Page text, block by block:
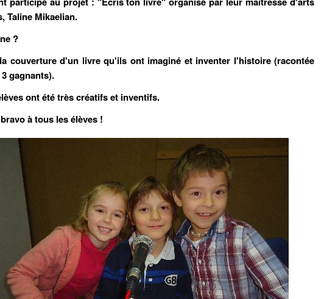
Taline Mikaelian.
?
couverture d'un livre qu'ils ont imaginé et inventer l'histoire (racontée
gagnants).
ont été très créatifs et inventifs.
à tous les élèves !